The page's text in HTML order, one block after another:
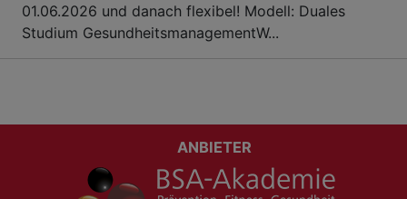
01.06.2026 und danach flexibel! Modell: Duales
Studium GesundheitsmanagementW...
ANBIETER